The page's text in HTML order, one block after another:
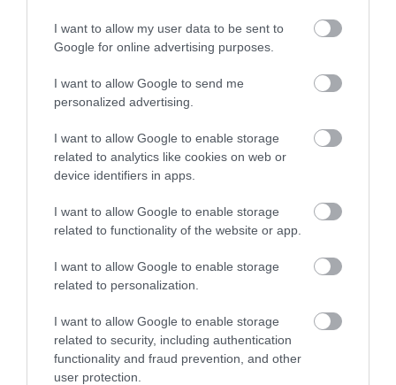
I want to allow my user data to be sent to
Google for online advertising purposes.
I want to allow Google to send me
personalized advertising.
I want to allow Google to enable storage
related to analytics like cookies on web or
device identifiers in apps.
I want to allow Google to enable storage
related to functionality of the website or app.
I want to allow Google to enable storage
related to personalization.
I want to allow Google to enable storage
related to security, including authentication
functionality and fraud prevention, and other
user protection.
között szerepel az oktatási programok
bővítése és a szakmai megújulás elősegítése.
Az iskola célja, hogy továbbra is a megye
egyik legjobb oktatási intézménye maradjon,
és ebben mindenki támogatására szükség
Ne maradjon le a legfrissebb hírekről, kövessen
bennünket az EGRI ÜGYEK Google Hírek oldalán!
VISSZA A FŐOLDALRA